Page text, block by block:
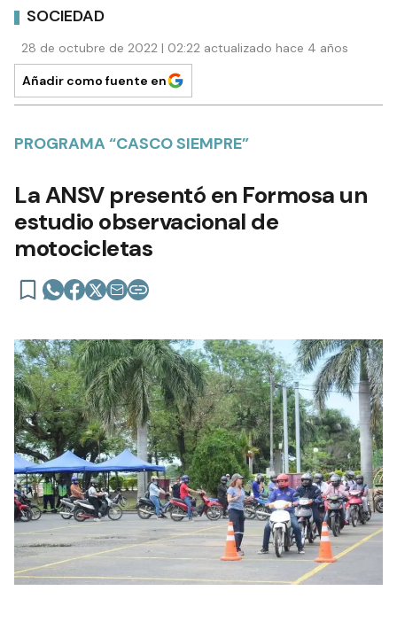
SOCIEDAD
28 de octubre de 2022 | 02:22 actualizado hace 4 años
Añadir como fuente en
PROGRAMA “CASCO SIEMPRE”
La ANSV presentó en Formosa un
estudio observacional de
motocicletas